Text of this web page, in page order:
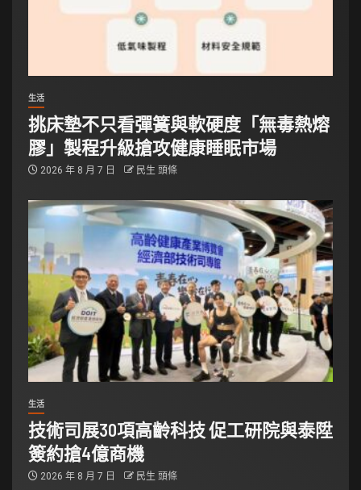
生活
挑床墊不只看彈簧與軟硬度「無毒熱熔
膠」製程升級搶攻健康睡眠市場
2026 年 8 月 7 日 民生 頭條
生活
技術司展30項高齡科技 促工研院與泰陞
簽約搶4億商機
2026 年 8 月 7 日 民生 頭條